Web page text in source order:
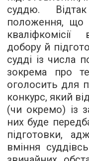
суддю.
положення, що
кваліфкомісії
добору й
судді із числа
зокрема про
оголосить для
конкурс, який
(чи окремо) із
них буде
підготовки,
вміння